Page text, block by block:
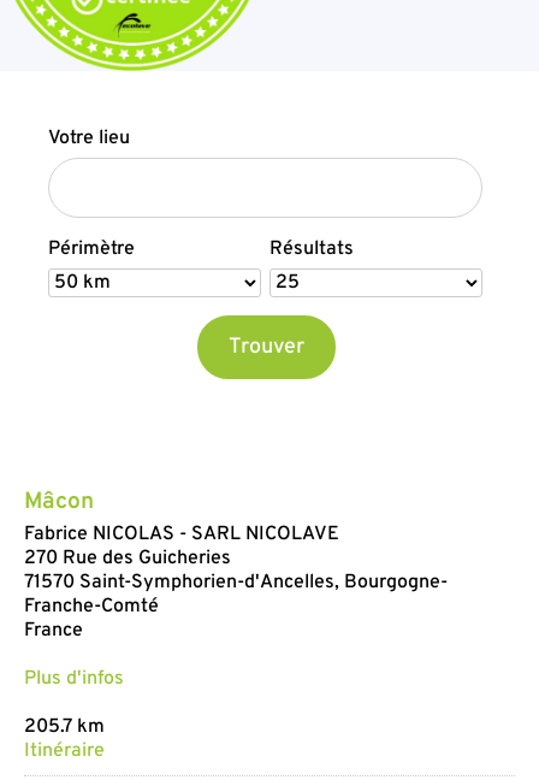
Votre lieu
Périmètre Résultats
Mâcon
Fabrice NICOLAS - SARL NICOLAVE
270 Rue des Guicheries
71570 Saint-Symphorien-d'Ancelles, Bourgogne-
Franche-Comté
France
Plus d'infos
205.7 km
Itinéraire